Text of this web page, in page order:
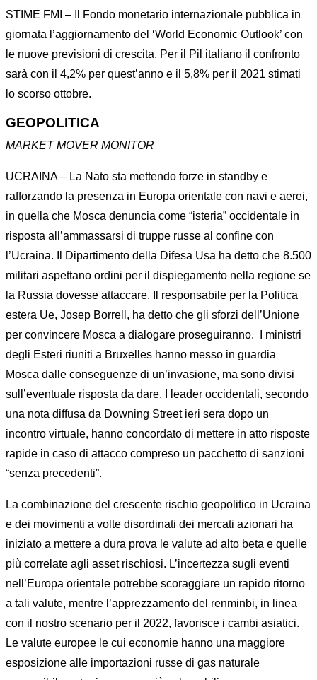
STIME FMI – Il Fondo monetario internazionale pubblica in
giornata l’aggiornamento del ‘World Economic Outlook’ con
le nuove previsioni di crescita. Per il Pil italiano il confronto
sarà con il 4,2% per quest’anno e il 5,8% per il 2021 stimati
lo scorso ottobre.
GEOPOLITICA
MARKET MOVER MONITOR
UCRAINA – La Nato sta mettendo forze in standby e
rafforzando la presenza in Europa orientale con navi e aerei,
in quella che Mosca denuncia come “isteria” occidentale in
risposta all’ammassarsi di truppe russe al confine con
l’Ucraina. Il Dipartimento della Difesa Usa ha detto che 8.500
militari aspettano ordini per il dispiegamento nella regione se
la Russia dovesse attaccare. Il responsabile per la Politica
estera Ue, Josep Borrell, ha detto che gli sforzi dell’Unione
per convincere Mosca a dialogare proseguiranno. I ministri
degli Esteri riuniti a Bruxelles hanno messo in guardia
Mosca dalle conseguenze di un’invasione, ma sono divisi
sull’eventuale risposta da dare. I leader occidentali, secondo
una nota diffusa da Downing Street ieri sera dopo un
incontro virtuale, hanno concordato di mettere in atto risposte
rapide in caso di attacco compreso un pacchetto di sanzioni
“senza precedenti”.
La combinazione del crescente rischio geopolitico in Ucraina
e dei movimenti a volte disordinati dei mercati azionari ha
iniziato a mettere a dura prova le valute ad alto beta e quelle
più correlate agli asset rischiosi. L’incertezza sugli eventi
nell’Europa orientale potrebbe scoraggiare un rapido ritorno
a tali valute, mentre l’apprezzamento del renminbi, in linea
con il nostro scenario per il 2022, favorisce i cambi asiatici.
Le valute europee le cui economie hanno una maggiore
esposizione alle importazioni russe di gas naturale